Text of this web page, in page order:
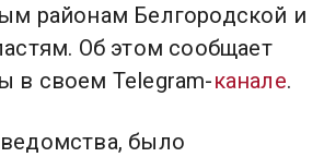
районам Белгородской и
Об этом сообщает
в своем Telegram-канале.
было